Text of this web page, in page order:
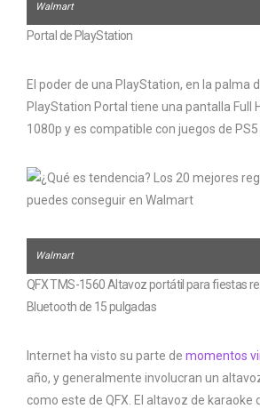
Walmart
Portal de PlayStation
El poder de una PlayStation, en la palma
PlayStation Portal tiene una pantalla Full
1080p y es compatible con juegos de PS5
Walmart
QFX TMS-1560 Altavoz portátil para fiestas
Bluetooth de 15 pulgadas
Internet ha visto su parte de momentos
año, y generalmente involucran un
como este de QFX. El altavoz de karaoke